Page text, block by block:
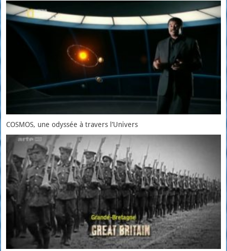
COSMOS, une odyssée à travers l’Univers